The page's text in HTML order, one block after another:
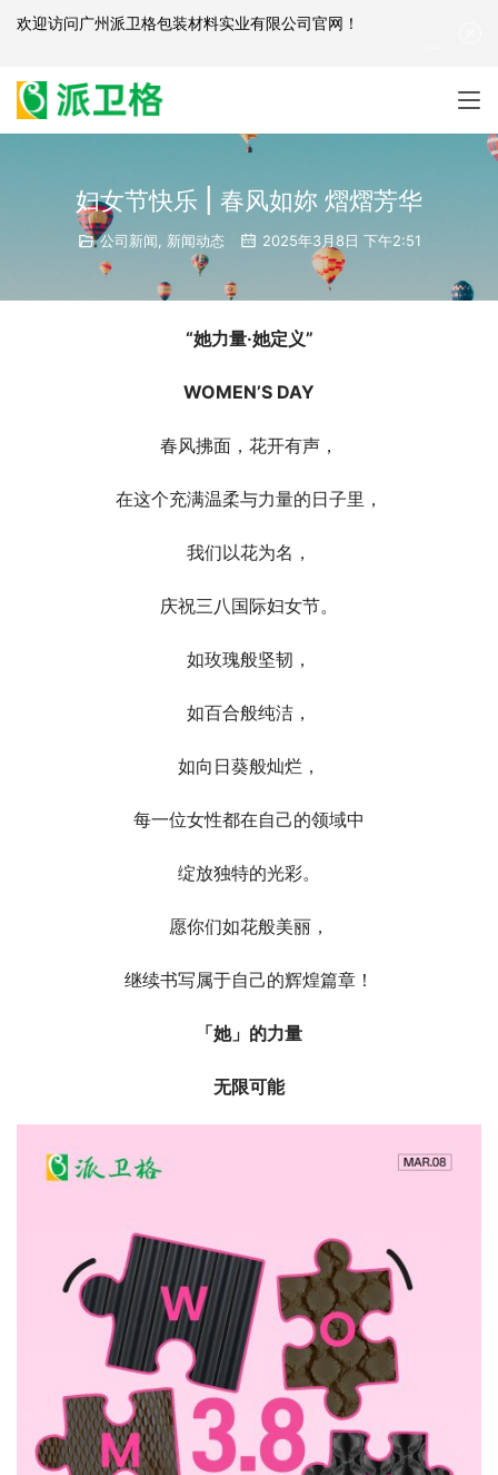
妇女节快乐 | 春风如妳 熠熠芳华
公司新闻 新闻动态 2025年3月8日 下午2:51
“她力量·她定义”
WOMEN’S DAY
春风拂面，花开有声，
在这个充满温柔与力量的日子里，
我们以花为名，
庆祝三八国际妇女节。
如玫瑰般坚韧，
如百合般纯洁，
如向日葵般灿烂，
每一位女性都在自己的领域中
绽放独特的光彩。
愿你们如花般美丽，
继续书写属于自己的辉煌篇章！
「她」的力量
无限可能
欢迎访问广州派卫格包装材料实业有限公司官网 ！